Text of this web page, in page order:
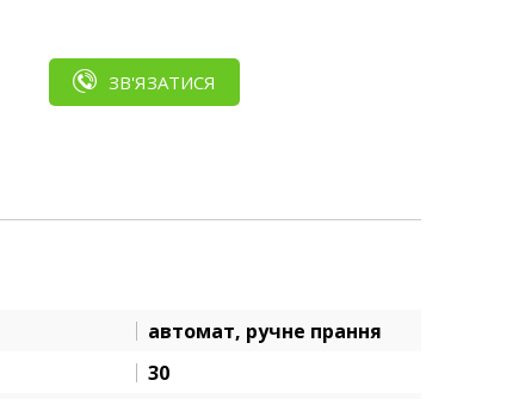
ЗВ'ЯЗАТИСЯ
автомат, ручне прання
30